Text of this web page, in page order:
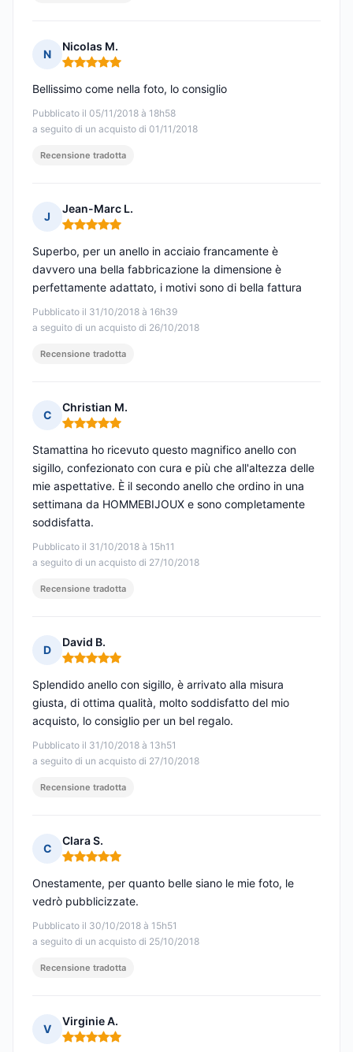
N
Nicolas M.
Nota: 5 su 5
Pubblicato il 05/11/2018 à 18h58
a seguito di un acquisto di 01/11/2018
Bellissimo come nella foto, lo consiglio
Recensione tradotta
J
Jean-Marc L.
Nota: 5 su 5
Pubblicato il 31/10/2018 à 16h39
a seguito di un acquisto di 26/10/2018
Superbo, per un anello in acciaio francamente è
davvero una bella fabbricazione la dimensione è
perfettamente adattato, i motivi sono di bella fattura
Recensione tradotta
C
Christian M.
Nota: 5 su 5
Pubblicato il 31/10/2018 à 15h11
a seguito di un acquisto di 27/10/2018
Stamattina ho ricevuto questo magnifico anello con
sigillo, confezionato con cura e più che all'altezza delle
mie aspettative. È il secondo anello che ordino in una
settimana da HOMMEBIJOUX e sono completamente
soddisfatta.
Recensione tradotta
D
David B.
Nota: 5 su 5
Pubblicato il 31/10/2018 à 13h51
a seguito di un acquisto di 27/10/2018
Splendido anello con sigillo, è arrivato alla misura
giusta, di ottima qualità, molto soddisfatto del mio
acquisto, lo consiglio per un bel regalo.
Recensione tradotta
C
Clara S.
Nota: 5 su 5
Pubblicato il 30/10/2018 à 15h51
a seguito di un acquisto di 25/10/2018
Onestamente, per quanto belle siano le mie foto, le
vedrò pubblicizzate.
Recensione tradotta
V
Virginie A.
Nota: 5 su 5